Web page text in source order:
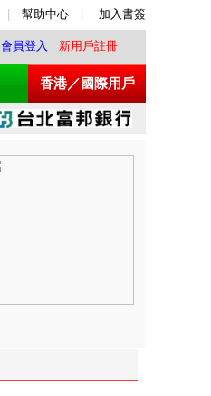
幫助中心 加入書簽
會員登入 新用戶註冊
香港／國際用戶